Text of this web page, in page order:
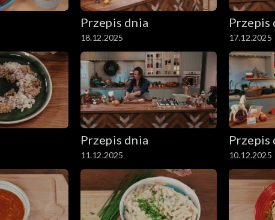
Przepis dnia
18.12.2025
Przepis
17.12.2025
Przepis dnia
11.12.2025
Przepis
10.12.2025